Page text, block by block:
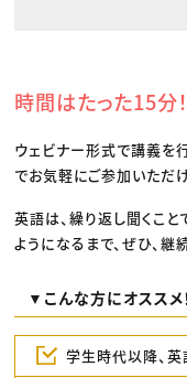
時間はたった15分！
ウェビナー形式で講義を
でお気軽にご参加いただ
英語は、繰り返し聞くこ
ようになるまで、ぜひ、継
▼こんな方にオススメ
学生時代以降、英